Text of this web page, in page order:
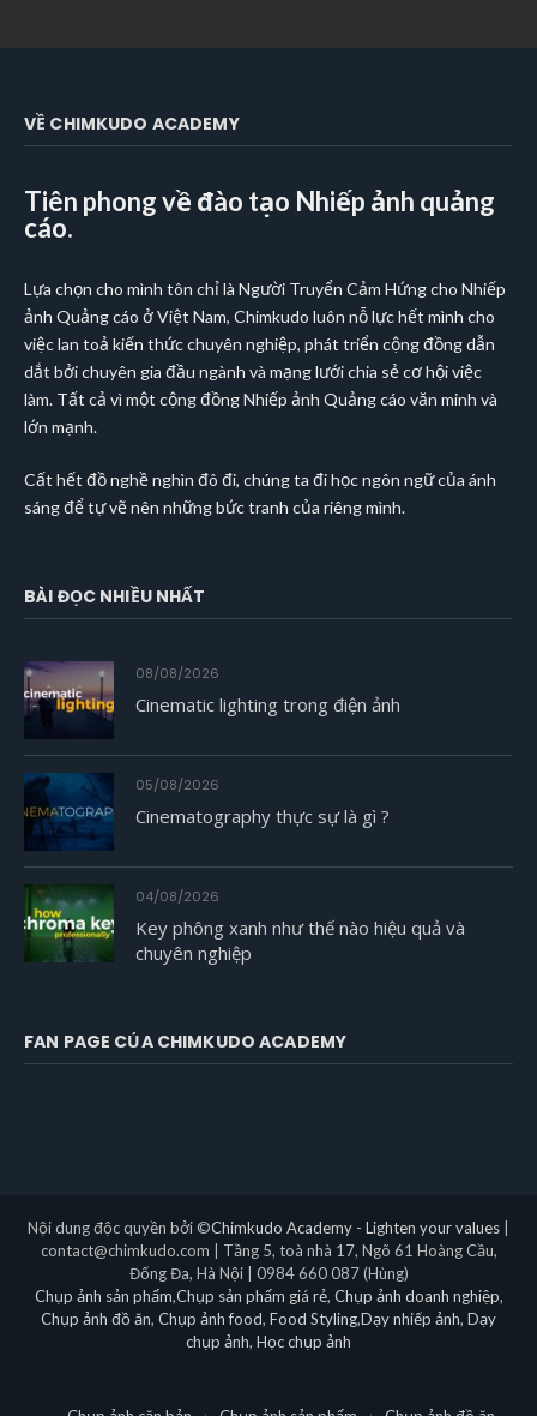
VỀ CHIMKUDO ACADEMY
Tiên phong về đào tạo Nhiếp ảnh quảng
cáo.
Lựa chọn cho mình tôn chỉ là Người Truyển Cảm Hứng cho Nhiếp
ảnh Quảng cáo ở Việt Nam, Chimkudo luôn nỗ lực hết mình cho
việc lan toả kiến thức chuyên nghiệp, phát triển cộng đồng dẫn
dắt bởi chuyên gia đầu ngành và mạng lưới chia sẻ cơ hội việc
làm. Tất cả vì một cộng đồng Nhiếp ảnh Quảng cáo văn minh và
lớn mạnh.
Cất hết đồ nghề nghìn đô đi, chúng ta đi học ngôn ngữ của ánh
sáng để tự vẽ nên những bức tranh của riêng mình.
BÀI ĐỌC NHIỀU NHẤT
08/08/2026
Cinematic lighting trong điện ảnh
05/08/2026
Cinematography thực sự là gì ?
04/08/2026
Key phông xanh như thế nào hiệu quả và
chuyên nghiệp
FAN PAGE CỦA CHIMKUDO ACADEMY
Nội dung độc quyền bởi ©Chimkudo Academy - Lighten your values
contact@chimkudo.com | Tầng 5, toà nhà 17, Ngõ 61 Hoàng Cầu,
Đống Đa, Hà Nội | 0984 660 087 (Hùng)
Chụp ảnh sản phẩm,Chụp sản phẩm giá rẻ, Chụp ảnh doanh nghiệp,
Chụp ảnh đồ ăn, Chụp ảnh food, Food Styling,Dạy nhiếp ảnh, Dạy
chụp ảnh, Học chụp ảnh